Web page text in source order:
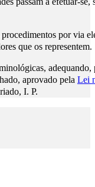
por via
que os representem.
aprovado pela Lei
I. P.